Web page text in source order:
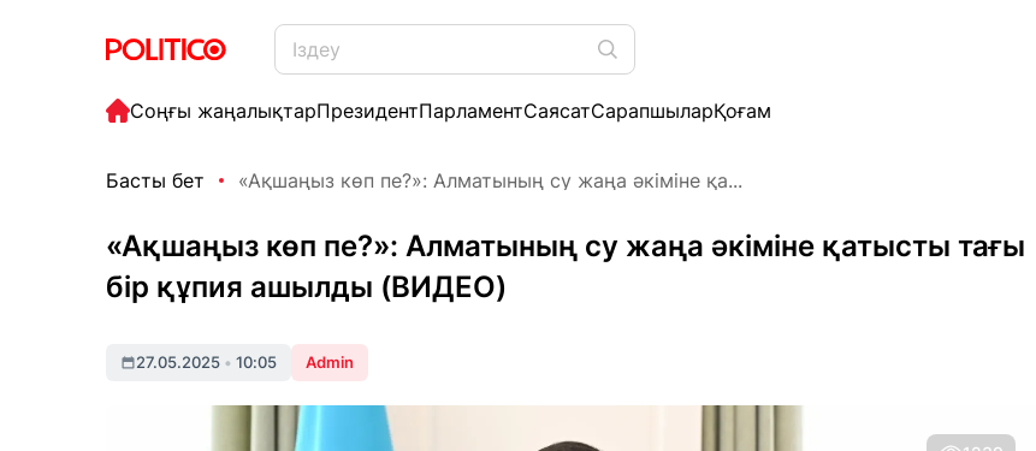
Соңғы жаңалықтарПрезидентПарламентСаясатСарапшыларҚоғам
Басты бет «Ақшаңыз көп пе?»: Алматының су жаңа әкіміне қа...
«Ақшаңыз көп пе?»: Алматының су жаңа әкіміне қатысты тағы
бір құпия ашылды (ВИДЕО)
27.05.2025 • 10:05 Admin